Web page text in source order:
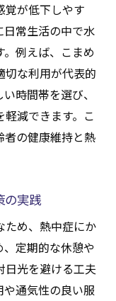
覚が低下しやす
日常生活の中で水
例えば、こまめ
切な利用が代表的
時間帯を選び、
減できます。こ
者の健康維持と熱
の実践
ため、熱中症にか
定期的な休憩や
日光を避ける工夫
通気性の良い服